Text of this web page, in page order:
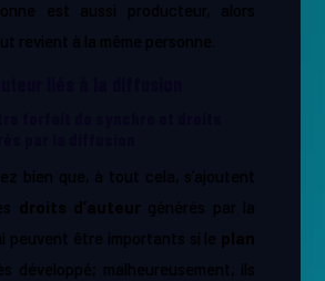
est aussi producteur, alors
revient à la même personne.
bien que, à tout cela, s’ajoutent
droits d’auteur générés par la
peuvent être importants si le plan
développé; malheureusement, ils